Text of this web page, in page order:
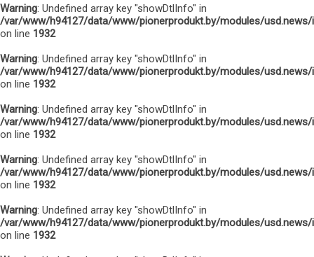
Warning: Undefined array key "showDtlInfo" in
/var/www/h94127/data/www/pionerprodukt.by/modules/usd.news/
on line 1932
Warning: Undefined array key "showDtlInfo" in
/var/www/h94127/data/www/pionerprodukt.by/modules/usd.news/
on line 1932
Warning: Undefined array key "showDtlInfo" in
/var/www/h94127/data/www/pionerprodukt.by/modules/usd.news/
on line 1932
Warning: Undefined array key "showDtlInfo" in
/var/www/h94127/data/www/pionerprodukt.by/modules/usd.news/
on line 1932
Warning: Undefined array key "showDtlInfo" in
/var/www/h94127/data/www/pionerprodukt.by/modules/usd.news/
on line 1932